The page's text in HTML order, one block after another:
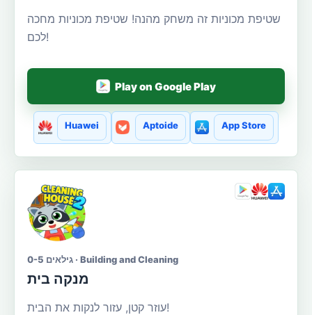
שטיפת מכוניות זה משחק מהנה! שטיפת מכוניות מחכה
לכם!
Play on Google Play
Huawei Aptoide App Store
גילאים 0-5 · Building and Cleaning
מנקה בית
עוזר קטן, עזור לנקות את הבית!